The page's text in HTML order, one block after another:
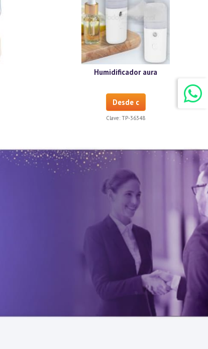
Humidificador aura
Desde c
Clave:TP-36348